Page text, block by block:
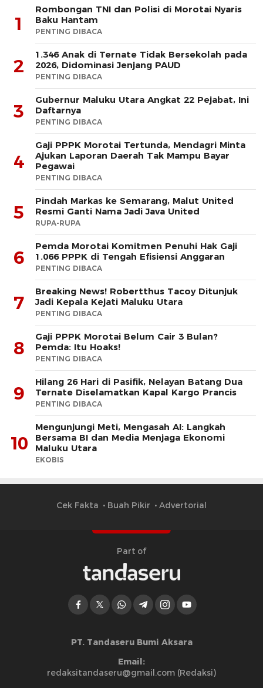
1
Rombongan TNI dan Polisi di Morotai Nyaris
Baku Hantam
PENTING DIBACA
2
1.346 Anak di Ternate Tidak Bersekolah pada
2026, Didominasi Jenjang PAUD
PENTING DIBACA
3
Gubernur Maluku Utara Angkat 22 Pejabat, Ini
Daftarnya
PENTING DIBACA
4
Gaji PPPK Morotai Tertunda, Mendagri Minta
Ajukan Laporan Daerah Tak Mampu Bayar
Pegawai
PENTING DIBACA
5
Pindah Markas ke Semarang, Malut United
Resmi Ganti Nama Jadi Java United
RUPA-RUPA
6
Pemda Morotai Komitmen Penuhi Hak Gaji
1.066 PPPK di Tengah Efisiensi Anggaran
PENTING DIBACA
7
Breaking News! Robertthus Tacoy Ditunjuk
Jadi Kepala Kejati Maluku Utara
PENTING DIBACA
8
Gaji PPPK Morotai Belum Cair 3 Bulan?
Pemda: Itu Hoaks!
PENTING DIBACA
9
Hilang 26 Hari di Pasifik, Nelayan Batang Dua
Ternate Diselamatkan Kapal Kargo Prancis
PENTING DIBACA
10
Mengunjungi Meti, Mengasah AI: Langkah
Bersama BI dan Media Menjaga Ekonomi
Maluku Utara
EKOBIS
Cek Fakta Buah Pikir Advertorial
Part of
PT. Tandaseru Bumi Aksara
Email:
redaksitandaseru@gmail.com (Redaksi)